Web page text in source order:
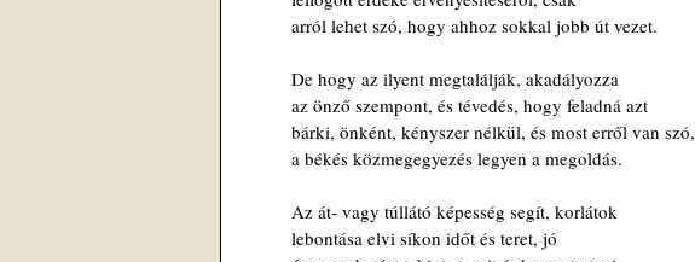
arról lehet szó, hogy ahhoz sokkal jobb út vezet.
De hogy az ilyent megtalálják, akadályozza
az önző szempont, és tévedés, hogy feladná azt
bárki, önként, kényszer nélkül, és most erről van szó,
a békés közmegegyezés legyen a megoldás.
Az át- vagy túllátó képesség segít, korlátok
lebontása elvi síkon időt és teret, jó